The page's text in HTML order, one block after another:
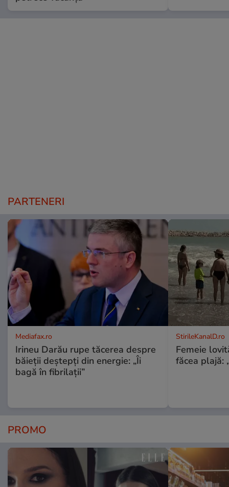
PARTENERI
Mediafax.ro
Irineu Darău rupe tăcerea despre
băieții deștepți din energie: „Îi
bagă în fibrilații”
StirileKanalD.ro
Femeie
făcea plajă:
PROMO